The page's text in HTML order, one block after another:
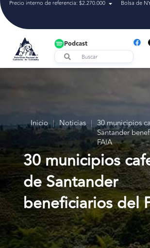
Precio interno de referencia: $2.270.000 Bolsa de
Podcast
Inicio | Noticias | 30 municipios
Santander
FAIA
30 municipios
de Santander
beneficiarios del